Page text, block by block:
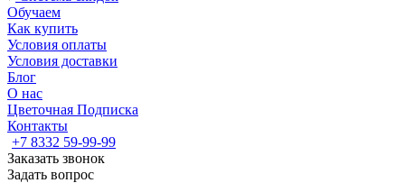
Обучаем
Как купить
Условия оплаты
Условия доставки
Блог
О нас
Цветочная Подписка
Контакты
+7 8332 59-99-99
Заказать звонок
Задать вопрос